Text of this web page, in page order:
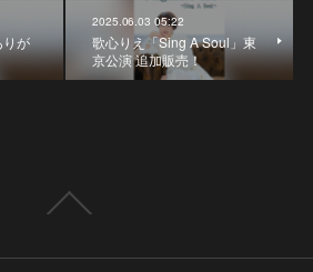
が
2025.06.03 05:22
歌心りえ「Sing A Soul」東
京公演 追加販売！